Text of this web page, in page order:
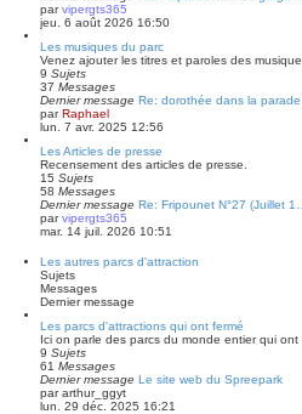
parvipergts365
jeu. 6 août 2026 16:50
Les musiques du parc
Venez ajouter les titres et paroles des
9 Sujets
37 Messages
Dernier message Re: dorothée dans la parade
parRaphael
lun. 7 avr. 2025 12:56
Les Articles de presse
Recensement des articles de presse.
15 Sujets
58 Messages
Dernier message Re: Fripounet N°27 (Juillet 1…
parvipergts365
mar. 14 juil. 2026 10:51
Les autres parcs d'attraction
Sujets
Messages
Dernier message
Les parcs d'attractions qui ont fermé
Ici on parle des parcs du monde entier qui ont
9 Sujets
61 Messages
Dernier message Le site web du Spreepark
pararthur_ggyt
lun. 29 déc. 2025 16:21